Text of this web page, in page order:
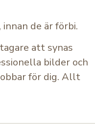
de är förbi.
att synas
bilder och
för dig. Allt